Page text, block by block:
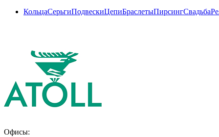
КольцаСерьгиПодвескиЦепиБраслетыПирсингСвадьба
Офисы: